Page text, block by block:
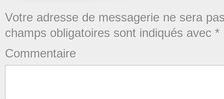
Votre adresse de messagerie ne sera
champs obligatoires sont indiqués avec *
Commentaire